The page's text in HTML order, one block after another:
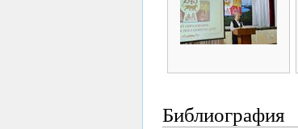
Библиография